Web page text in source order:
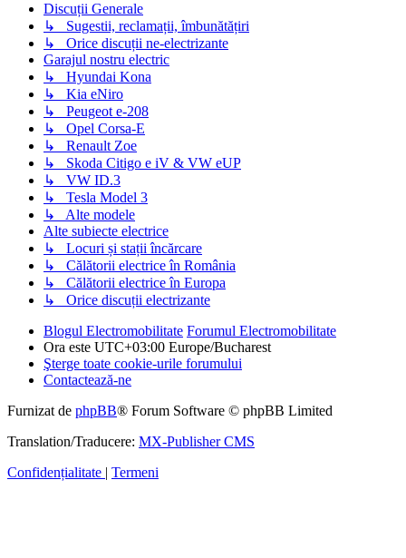
Discuții Generale
↳ Sugestii, reclamații, îmbunătățiri
↳ Orice discuții ne-electrizante
Garajul nostru electric
↳ Hyundai Kona
↳ Kia eNiro
↳ Peugeot e-208
↳ Opel Corsa-E
↳ Renault Zoe
↳ Skoda Citigo e iV & VW eUP
↳ VW ID.3
↳ Tesla Model 3
↳ Alte modele
Alte subiecte electrice
↳ Locuri și stații încărcare
↳ Călătorii electrice în România
↳ Călătorii electrice în Europa
↳ Orice discuții electrizante
Blogul Electromobilitate Forumul Electromobilitate
Ora este UTC+03:00 Europe/Bucharest
Şterge toate cookie-urile forumului
Contactează-ne
Furnizat de phpBB® Forum Software © phpBB Limited
Translation/Traducere: MX-Publisher CMS
Confidențialitate | Termeni